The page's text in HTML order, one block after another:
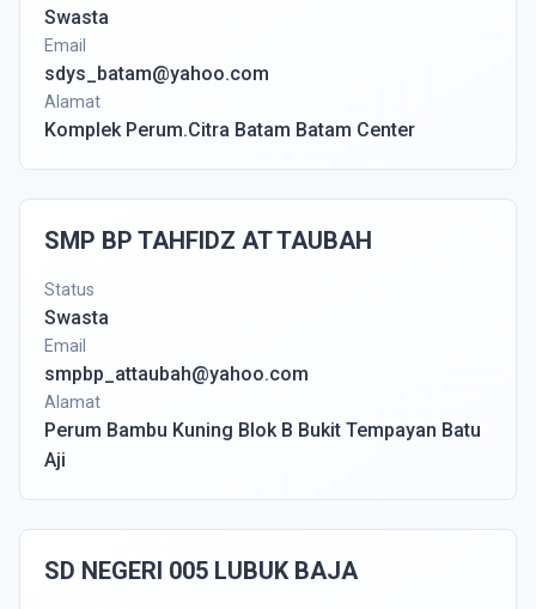
Swasta
Email
sdys_batam@yahoo.com
Alamat
Komplek Perum.Citra Batam Batam Center
SMP BP TAHFIDZ AT TAUBAH
Status
Swasta
Email
smpbp_attaubah@yahoo.com
Alamat
Perum Bambu Kuning Blok B Bukit Tempayan Batu
Aji
SD NEGERI 005 LUBUK BAJA